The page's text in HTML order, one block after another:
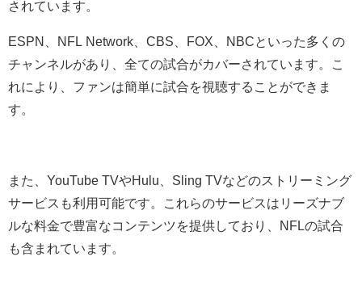
されています。
ESPN、NFL Network、CBS、FOX、NBCといった多くの
チャンネルがあり、全ての試合がカバーされています。こ
れにより、ファンは簡単に試合を視聴することができま
す。
また、YouTube TVやHulu、Sling TVなどのストリーミング
サービスも利用可能です。これらのサービスはリーズナブ
ルな料金で豊富なコンテンツを提供しており、NFLの試合
も含まれています。